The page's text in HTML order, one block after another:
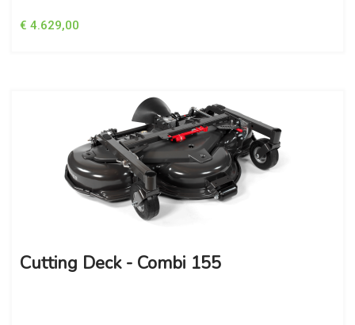
€ 4.629,00
Cutting Deck - Combi 155